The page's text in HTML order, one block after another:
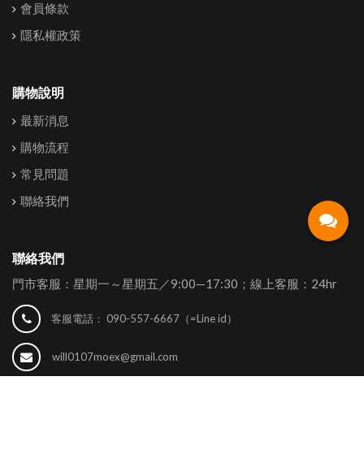
會員條款
隱私權政策
購物說明
最新消息
購物流程
常見問題
聯絡我們
聯絡我們
門市客服：星期一～星期五／9:00—17:30；線上客服：24hr
客服電話： 090-557-6667（=Line id）
will0107moex@gmail.com